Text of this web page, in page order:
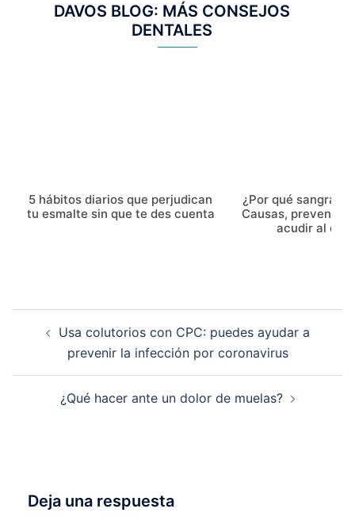
DAVOS BLOG: MÁS CONSEJOS
DENTALES
5 hábitos diarios que perjudican
tu esmalte sin que te des cuenta
¿Por qué sangran
Causas,
acudir al
entradas
Usa colutorios con CPC: puedes ayudar a
prevenir la infección por coronavirus
¿Qué hacer ante un dolor de muelas?
Deja una respuesta